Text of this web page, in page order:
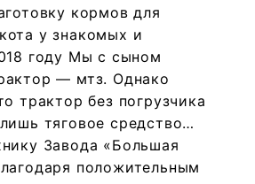
кормов для
у знакомых и
году Мы с сыном
— мтз. Однако
трактор без погрузчика
тяговое средство…
Завода «Большая
положительным